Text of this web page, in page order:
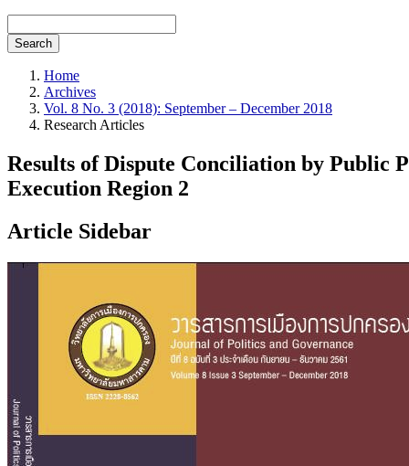
Search
Home
Archives
Vol. 8 No. 3 (2018): September – December 2018
Research Articles
Results of Dispute Conciliation by Public
Execution Region 2
Article Sidebar